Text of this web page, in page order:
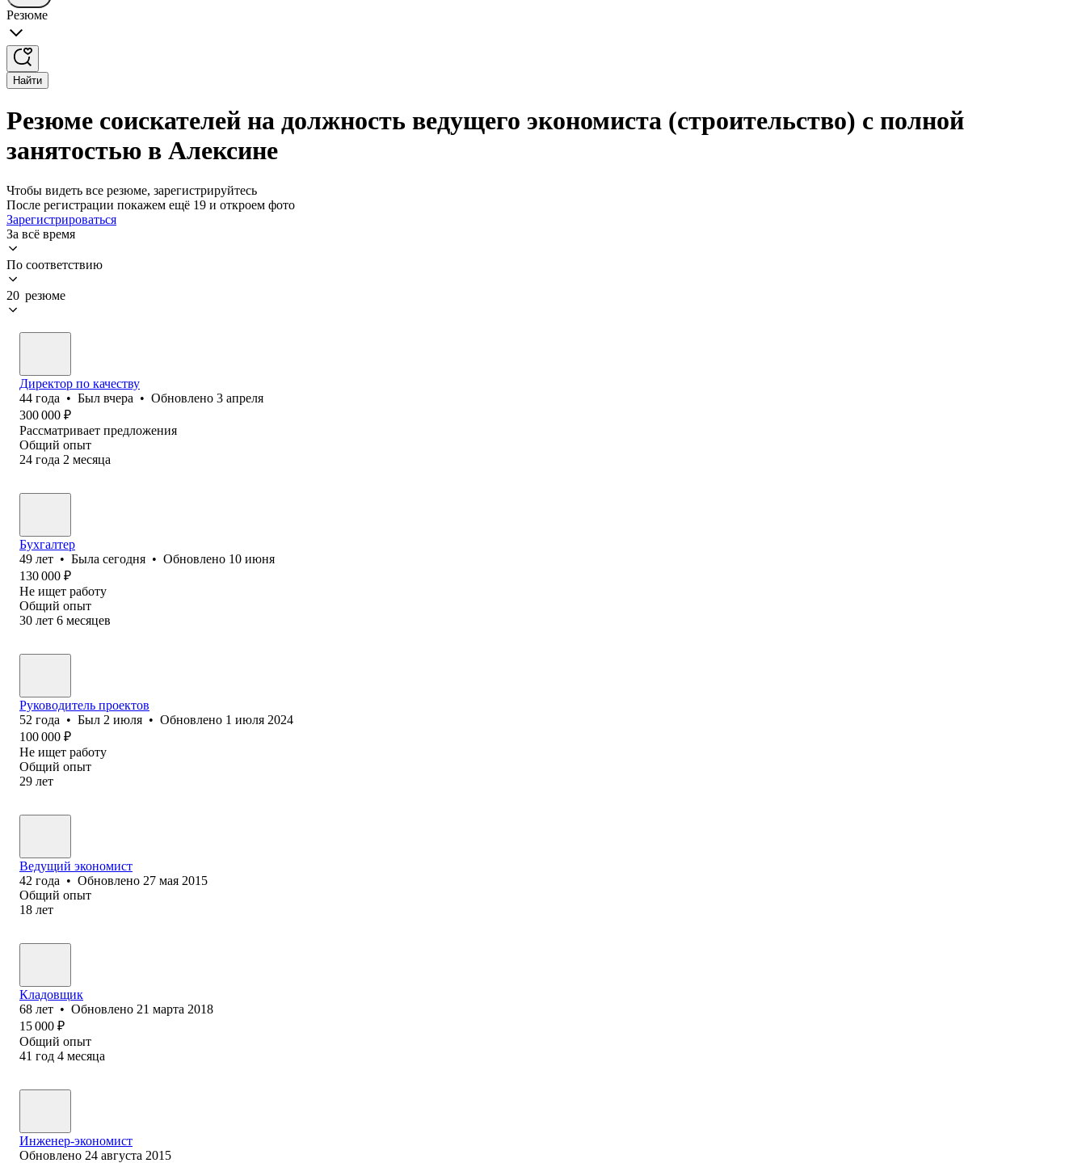
Резюме
Найти
Резюме соискателей на должность ведущего экономиста (строительство) с полной
занятостью в Алексине
Чтобы видеть все резюме, зарегистрируйтесь
После регистрации покажем ещё 19 и откроем фото
Зарегистрироваться
За всё время
По соответствию
20 резюме
Директор по качеству
44 года • Был вчера • Обновлено 3 апреля
300 000 ₽
Рассматривает предложения
Общий опыт
24 года 2 месяца
Бухгалтер
49 лет • Была сегодня • Обновлено 10 июня
130 000 ₽
Не ищет работу
Общий опыт
30 лет 6 месяцев
Руководитель проектов
52 года • Был 2 июля • Обновлено 1 июля 2024
100 000 ₽
Не ищет работу
Общий опыт
29 лет
Ведущий экономист
42 года • Обновлено 27 мая 2015
Общий опыт
18 лет
Кладовщик
68 лет • Обновлено 21 марта 2018
15 000 ₽
Общий опыт
41 год 4 месяца
Инженер-экономист
Обновлено 24 августа 2015